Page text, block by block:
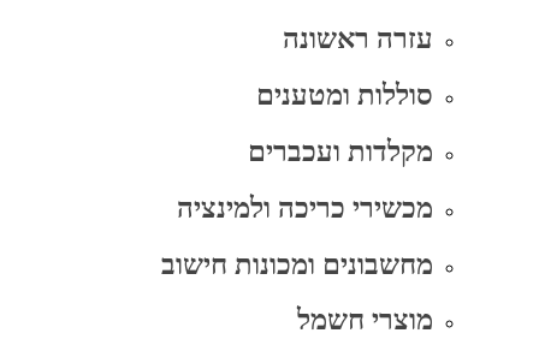
עזרה ראשונה
סוללות ומטענים
מקלדות ועכברים
מכשירי כריכה ולמינציה
מחשבונים ומכונות חישוב
מוצרי חשמל